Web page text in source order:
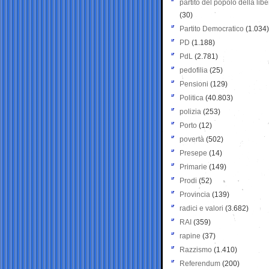
partito del popolo della
(30)
Partito Democratico (1.034)
PD (1.188)
PdL (2.781)
pedofilia (25)
Pensioni (129)
Politica (40.803)
polizia (253)
Porto (12)
povertà (502)
Presepe (14)
Primarie (149)
Prodi (52)
Provincia (139)
radici e valori (3.682)
RAI (359)
rapine (37)
Razzismo (1.410)
Referendum (200)